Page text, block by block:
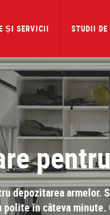
ȘI SERVICII STUDII DE
depozitarea armelor.
în câteva